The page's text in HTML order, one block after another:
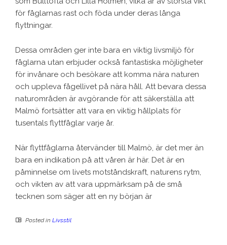
för fåglarnas rast och föda under deras långa
flyttningar.
Dessa områden ger inte bara en viktig livsmiljö för
fåglarna utan erbjuder också fantastiska möjligheter
för invånare och besökare att komma nära naturen
och uppleva fågellivet på nära håll. Att bevara dessa
naturområden är avgörande för att säkerställa att
Malmö fortsätter att vara en viktig hållplats för
tusentals flyttfåglar varje år.
När flyttfåglarna återvänder till Malmö, är det mer än
bara en indikation på att våren är här. Det är en
påminnelse om livets motståndskraft, naturens rytm,
och vikten av att vara uppmärksam på de små
tecknen som säger att en ny början är
Posted in Livsstil